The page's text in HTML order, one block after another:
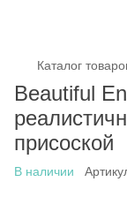
Каталог
Beautiful
присоской
В наличии